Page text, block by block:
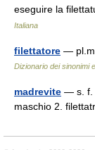
eseguire la
Italiana
filettatore —
Dizionario dei sinonimi
madrevite — s. f.
maschio 2.